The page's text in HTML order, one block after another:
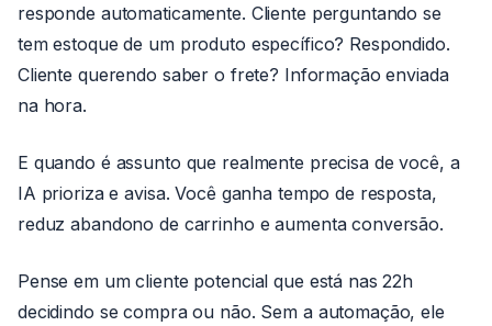
responde automaticamente. Cliente perguntando se
tem estoque de um produto específico? Respondido.
Cliente querendo saber o frete? Informação enviada
na hora.
E quando é assunto que realmente precisa de você, a
IA prioriza e avisa. Você ganha tempo de resposta,
reduz abandono de carrinho e aumenta conversão.
Pense em um cliente potencial que está nas 22h
decidindo se compra ou não. Sem a automação, ele